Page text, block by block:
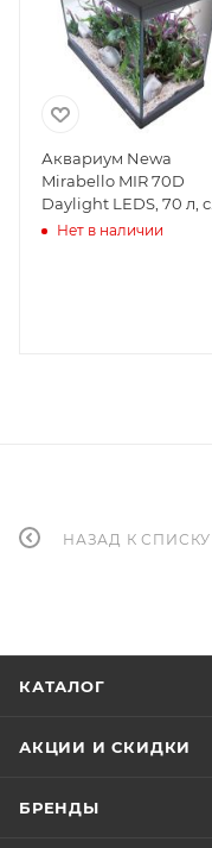
Аквариум Newa
Mirabello MIR 70D
Daylight LEDS, 70 л, с
фильтром,
Нет в наличии
НАЗАД К СПИСКУ
КАТАЛОГ
АКЦИИ И СКИДКИ
БРЕНДЫ